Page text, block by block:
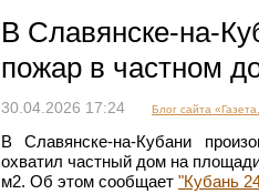
В Славянске-на-
пожар в частном
30.04.2026 17:24 Блог сайта
В Славянске-на-Кубани
охватил частный дом на
м2. Об этом сообщает "Кубань